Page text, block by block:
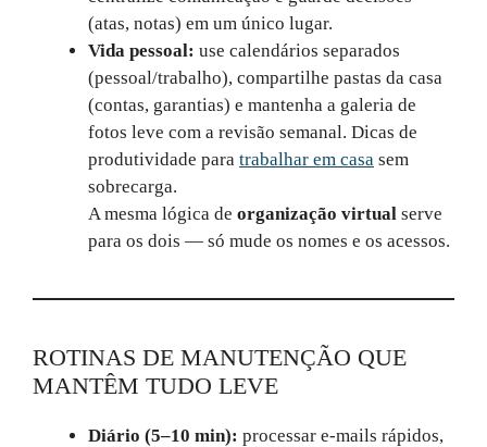
(atas, notas) em um único lugar.
Vida pessoal: use calendários separados
(pessoal/trabalho), compartilhe pastas da casa
(contas, garantias) e mantenha a galeria de
fotos leve com a revisão semanal. Dicas de
produtividade para trabalhar em casa sem
sobrecarga.
A mesma lógica de organização virtual serve
para os dois — só mude os nomes e os acessos.
ROTINAS DE MANUTENÇÃO QUE
MANTÊM TUDO LEVE
Diário (5–10 min): processar e‑mails rápidos,